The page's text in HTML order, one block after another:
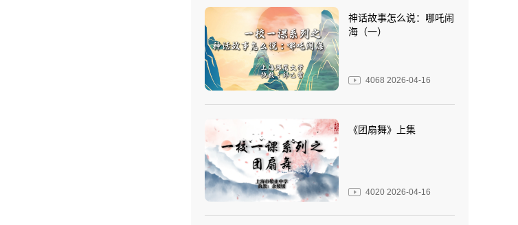
神话故事怎么说：哪吒闹
海（一）
4068 2026-04-16
《团扇舞》上集
4020 2026-04-16